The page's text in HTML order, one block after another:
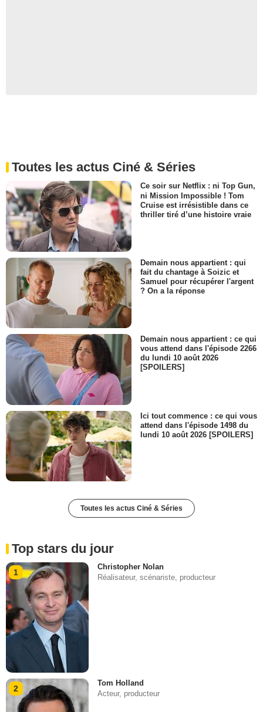
Toutes les actus Ciné & Séries
Ce soir sur Netflix : ni Top Gun,
ni Mission Impossible ! Tom
Cruise est irrésistible dans ce
thriller tiré d’une histoire vraie
Demain nous appartient : qui
fait du chantage à Soizic et
Samuel pour récupérer l'argent
? On a la réponse
Demain nous appartient : ce qui
vous attend dans l'épisode 2266
du lundi 10 août 2026
[SPOILERS]
Ici tout commence : ce qui vous
attend dans l'épisode 1498 du
lundi 10 août 2026 [SPOILERS]
Toutes les actus Ciné & Séries
Top stars du jour
1
Christopher Nolan
Réalisateur, scénariste, producteur
2
Tom Holland
Acteur, producteur